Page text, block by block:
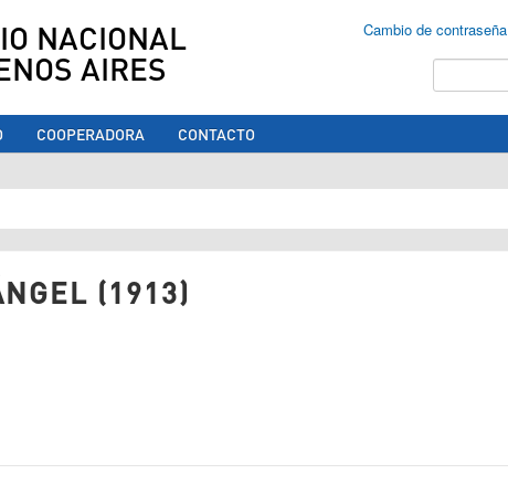
NACIONAL
AIRES
Cambio de contraseña
COOPERADORA CONTACTO
aquí
(1913)